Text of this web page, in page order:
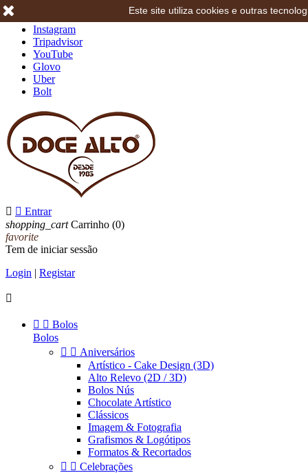
Instagram
Tripadvisor
YouTube
Glovo
Uber
Bolt
  Entrar
shopping_cart Carrinho (0)
favorite
Tem de iniciar sessão
Login | Registar

  Bolos
Bolos
  Aniversários
Artístico - Cake Design (3D)
Alto Relevo (2D / 3D)
Bolos Nús
Chocolate Artístico
Clássicos
Imagem & Fotografia
Grafismos & Logótipos
Formatos & Recortados
  Celebrações
Este site utiliza cookies e outras